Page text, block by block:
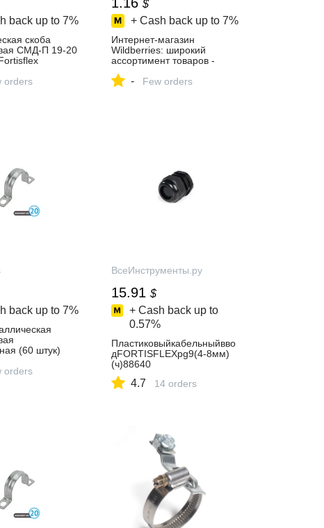
back up to 7%
скоба
СМД-П 19-20
orders
$
+ Cash back up to 7%
Интернет‑магазин
Wildberries: широкий
ассортимент товаров -
- Few orders
back up to 7%
(60 штук)
orders
ВсеИнструменты.ру
15.91 $
+ Cash back up to
0.57%
Пластиковыйкабельныйвво
дFORTISFLEXpg9(4-8мм)
(ч)88640
4.7 14 orders